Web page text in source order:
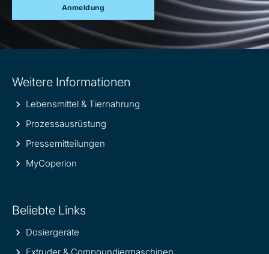
Anmeldung
information
Weitere Informationen
Lebensmittel & Tiernahrung
Prozessausrüstung
Pressemitteilungen
MyCoperion
Beliebte Links
Dosiergeräte